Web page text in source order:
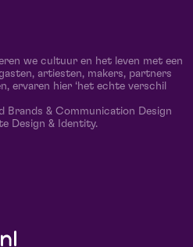
we cultuur en het leven met een
artiesten, makers, partners
ervaren hier ‘het echte verschil
Brands & Communication Design
Design & Identity.